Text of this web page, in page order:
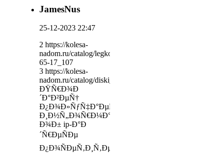
JamesNus
25-12-2023 22:47
2 https://kolesa-
nadom.ru/catalog/legkovie_shiny/model/342195/
65-17_107
3 https://kolesa-
nadom.ru/catalog/diski_legkovy/model/273502/
ÐŸÑ€Ð¾Ð
´Ð°Ð²ÐµÑ†
Ð¿Ð¾Ð»ÑƒÑ‡Ð°ÐµÑ‚
Ð¸Ð½Ñ„Ð¾Ñ€Ð¼Ð°Ñ†Ð¸ÑŽ
Ð¾Ð± ip-Ð°Ð
´Ñ€ÐµÑÐµ
Ð¿Ð¾ÑÐµÑ‚Ð¸Ñ‚ÐµÐ»Ñ